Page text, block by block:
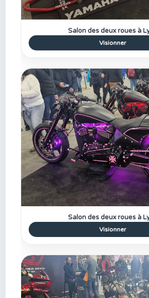
Salon des deux roues à
Visionner
Salon des deux roues à
Visionner